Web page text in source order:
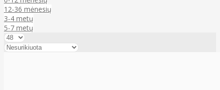
12-36 mėnesių
3-4 metų
5-7 metų